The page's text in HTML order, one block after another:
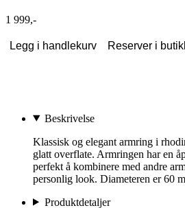
1 999,-
Legg i handlekurv Reserver i
Beskrivelse
Klassisk og elegant armring i
glatt overflate. Armringen har en
perfekt å kombinere med andre
personlig look. Diameteren er 60
Produktdetaljer